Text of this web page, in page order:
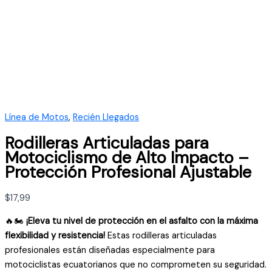
Línea de Motos, Recién Llegados
Rodilleras Articuladas para
Motociclismo de Alto Impacto –
Protección Profesional Ajustable
$17,99
🔥🏍️ ¡Eleva tu nivel de protección en el asfalto con la máxima
flexibilidad y resistencia! Estas rodilleras articuladas
profesionales están diseñadas especialmente para
motociclistas ecuatorianos que no comprometen su seguridad.